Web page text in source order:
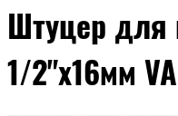
Штуцер для
1/2"х16мм